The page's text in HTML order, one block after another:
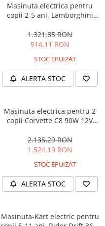
Masinuta electrica pentru
copii 2-5 ani, Lamborghini
12V, galbena
1.321,85 RON
914,11 RON
STOC EPUIZAT
ALERTA STOC
Masinuta electrica pentru 2
copii Corvette C8 90W 12V
2.135,29 RON
1.524,19 RON
STOC EPUIZAT
ALERTA STOC
Masinuta-Kart electric pentru